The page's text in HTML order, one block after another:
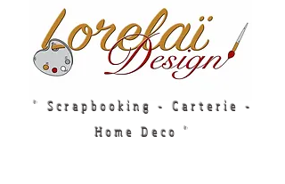
" Scrapbooking - Carterie -
Home Deco "